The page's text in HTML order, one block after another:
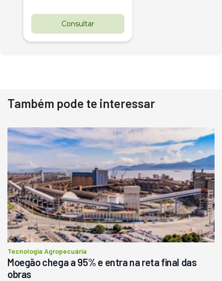
Consultar
Destaque
Usado
Pá Carregadeira Cat 966
Ano 1987
R$ 145.000
Consultar
Também pode te interessar
Tecnologia Agropecuária
Moegão chega a 95% e entra na reta final das
obras